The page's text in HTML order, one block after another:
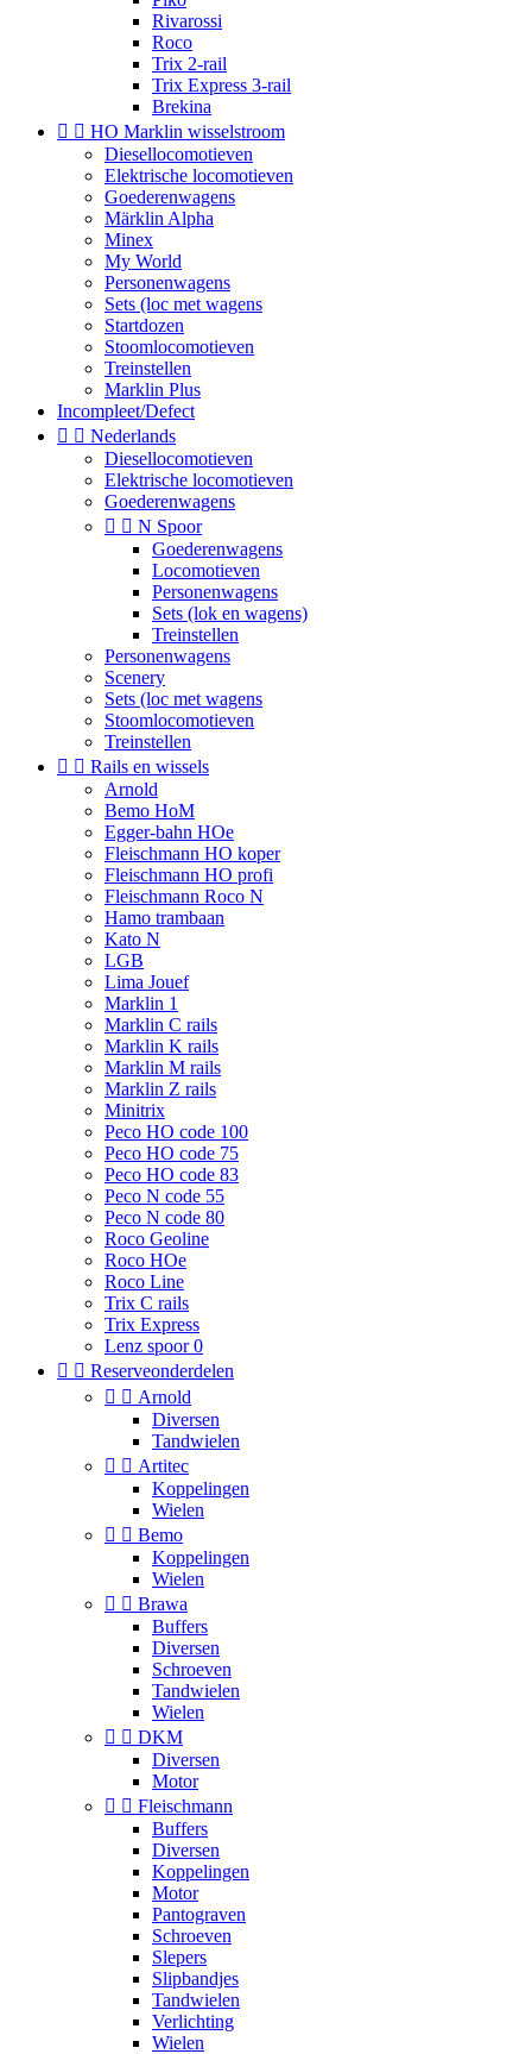
Rivarossi
Roco
Trix 2-rail
Trix Express 3-rail
Brekina
  HO Marklin wisselstroom
Diesellocomotieven
Elektrische locomotieven
Goederenwagens
Märklin Alpha
Minex
My World
Personenwagens
Sets (loc met wagens
Startdozen
Stoomlocomotieven
Treinstellen
Marklin Plus
Incompleet/Defect
  Nederlands
Diesellocomotieven
Elektrische locomotieven
Goederenwagens
  N Spoor
Goederenwagens
Locomotieven
Personenwagens
Sets (lok en wagens)
Treinstellen
Personenwagens
Scenery
Sets (loc met wagens
Stoomlocomotieven
Treinstellen
  Rails en wissels
Arnold
Bemo HoM
Egger-bahn HOe
Fleischmann HO koper
Fleischmann HO profi
Fleischmann Roco N
Hamo trambaan
Kato N
LGB
Lima Jouef
Marklin 1
Marklin C rails
Marklin K rails
Marklin M rails
Marklin Z rails
Minitrix
Peco HO code 100
Peco HO code 75
Peco HO code 83
Peco N code 55
Peco N code 80
Roco Geoline
Roco HOe
Roco Line
Trix C rails
Trix Express
Lenz spoor 0
  Reserveonderdelen
  Arnold
Diversen
Tandwielen
  Artitec
Koppelingen
Wielen
  Bemo
Koppelingen
Wielen
  Brawa
Buffers
Diversen
Schroeven
Tandwielen
Wielen
  DKM
Diversen
Motor
  Fleischmann
Buffers
Diversen
Koppelingen
Motor
Pantograven
Schroeven
Slepers
Slipbandjes
Tandwielen
Verlichting
Wielen